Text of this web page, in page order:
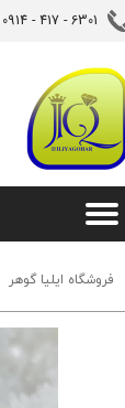
تغییر گذر واژه
سفارشات
خروج از حساب
6301 - 417 - 0914​​​​​​​
فروشگاه ایلیا گوهر